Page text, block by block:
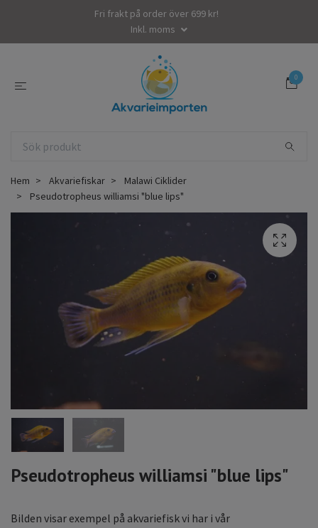
Fri frakt på order över 699 kr!
Inkl. moms
0
Hem Akvariefiskar
Malawi Ciklider
Pseudotropheus williamsi "blue lips"
Pseudotropheus williamsi "blue lips"
Bilden visar exempel på akvariefisk vi har i vår